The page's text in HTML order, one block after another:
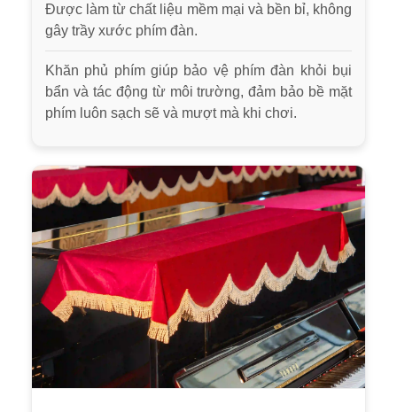
Được làm từ chất liệu mềm mại và bền bỉ, không
gây trầy xước phím đàn.
Khăn phủ phím giúp bảo vệ phím đàn khỏi bụi
bẩn và tác động từ môi trường, đảm bảo bề mặt
phím luôn sạch sẽ và mượt mà khi chơi.